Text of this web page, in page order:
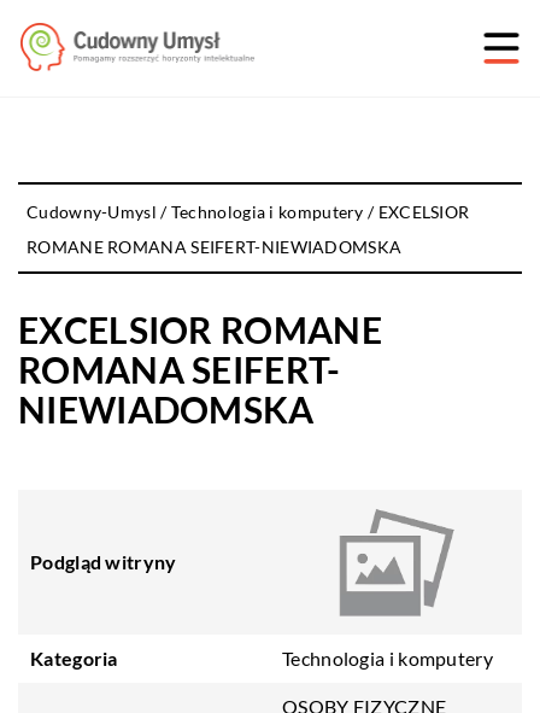
Cudowny-Umysl /Technologia i komputery / EXCELSIOR
ROMANE ROMANA SEIFERT-NIEWIADOMSKA
EXCELSIOR ROMANE
ROMANA SEIFERT-
NIEWIADOMSKA
Podgląd witryny
Kategoria Technologia i komputery
OSOBY FIZYCZNE